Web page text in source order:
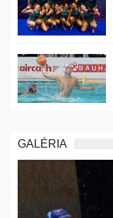
GALÉRIA